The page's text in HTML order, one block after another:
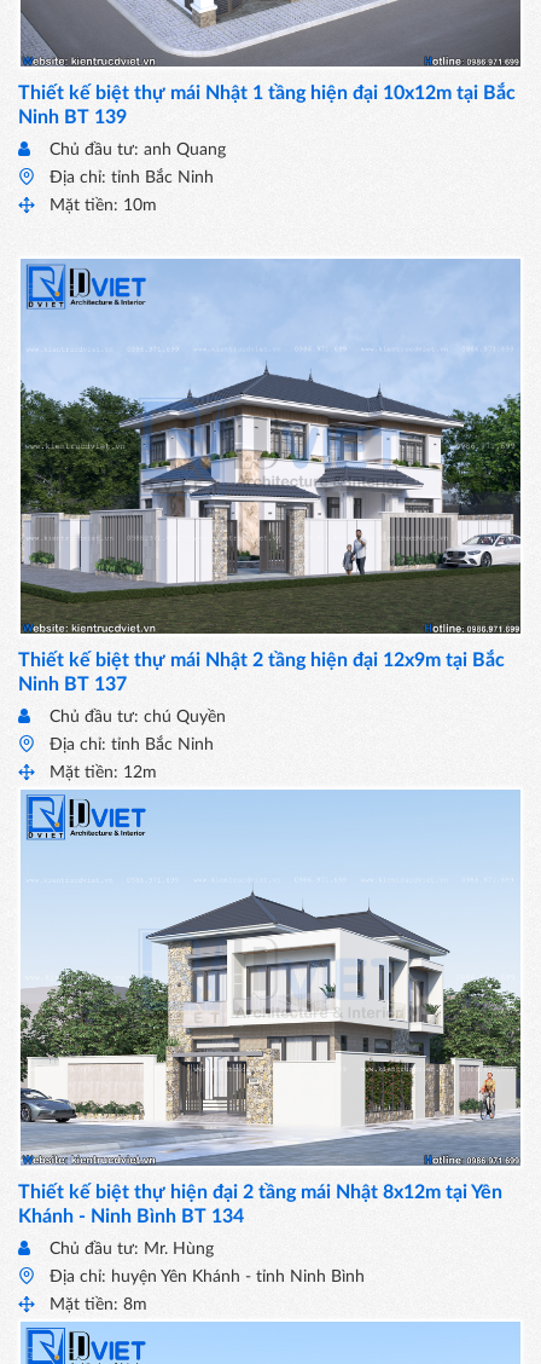
Thiết kế biệt thự mái Nhật 1 tầng hiện đại 10x12m tại Bắc
Ninh BT 139
Chủ đầu tư: anh Quang
Địa chỉ: tỉnh Bắc Ninh
Mặt tiền: 10m
Thiết kế biệt thự mái Nhật 2 tầng hiện đại 12x9m tại Bắc
Ninh BT 137
Chủ đầu tư: chú Quyền
Địa chỉ: tỉnh Bắc Ninh
Mặt tiền: 12m
Thiết kế biệt thự hiện đại 2 tầng mái Nhật 8x12m tại Yên
Khánh - Ninh Bình BT 134
Chủ đầu tư: Mr. Hùng
Địa chỉ: huyện Yên Khánh - tỉnh Ninh Bình
Mặt tiền: 8m